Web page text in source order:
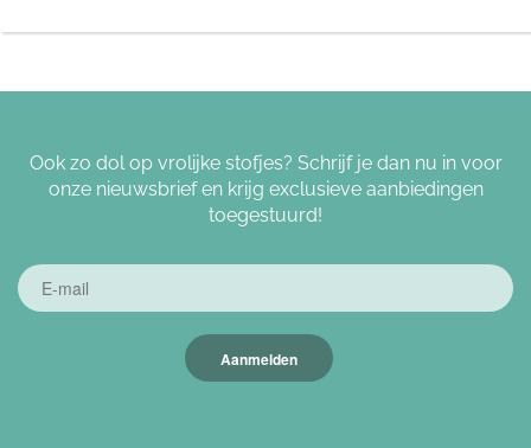
Ook zo dol op vrolijke stofjes? Schrijf je dan nu in voor
onze nieuwsbrief en krijg exclusieve aanbiedingen
toegestuurd!
Aanmelden